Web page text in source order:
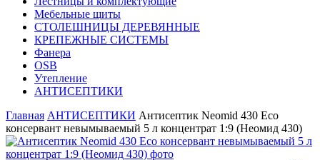
Мебельные щиты
СТОЛЕШНИЦЫ ДЕРЕВЯННЫЕ
КРЕПЕЖНЫЕ СИСТЕМЫ
Фанера
OSB
Утепление
АНТИСЕПТИКИ
Главная АНТИСЕПТИКИ Антисептик Neomid 430 Eco
консервант невымываемый 5 л концентрат 1:9 (Неомид 430)